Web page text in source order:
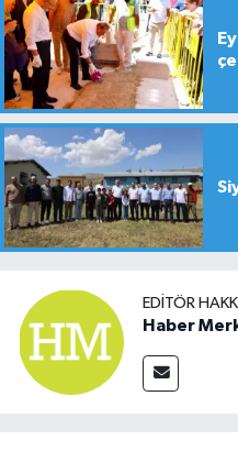
EDITÖR
Haber